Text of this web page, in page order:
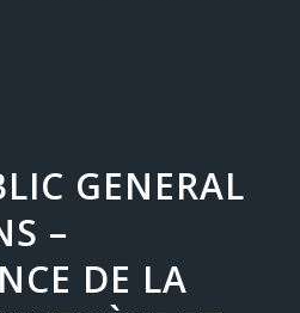
GENERAL
–
DE LA